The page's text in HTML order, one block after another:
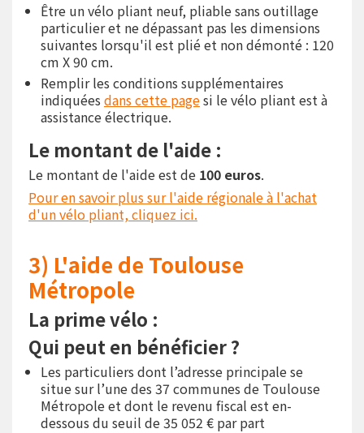
Être un vélo pliant neuf, pliable sans outillage
particulier et ne dépassant pas les dimensions
suivantes lorsqu'il est plié et non démonté : 120
cm X 90 cm.
Remplir les conditions supplémentaires
indiquées dans cette pagesi le vélo pliant est à
assistance électrique.
Le montant de l'aide :
Le montant de l'aide est de 100 euros.
Pour en savoir plus sur l'aide régionale à l'achat
d'un vélo pliant, cliquez ici.
3) L'aide de Toulouse
Métropole
La prime vélo :
Qui peut en bénéficier ?
Les particuliers dont l’adresse principale se
situe sur l’une des 37 communes de Toulouse
Métropole et dont le revenu fiscal est en-
dessous du seuil de 35 052 € par part